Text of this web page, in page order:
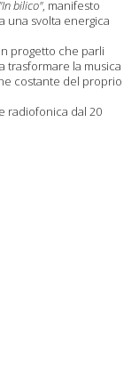
"In bilico", manifesto
una svolta energica
progetto che parli
trasformare la musica
costante del proprio
radiofonica dal 20